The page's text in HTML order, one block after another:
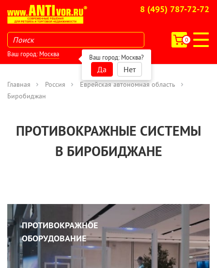
8 (495) 787-72-72
0
Ваш город: Москва Ваш город: Москва?
Да Нет
Главная Россия
Еврейская автономная область
Биробиджан
ПРОТИВОКРАЖНЫЕ СИСТЕМЫ
В БИРОБИДЖАНЕ
ПРОТИВОКРАЖНОЕ
ОБОРУДОВАНИЕ